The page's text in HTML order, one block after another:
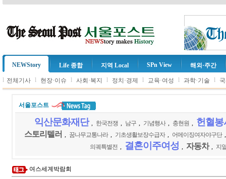
NEWStory Life 종합 지역 Local SPn View 해외·주간
l 전체기사 l 현장·이슈 l 사회·복지 l 정치·경제 l 교육·여성 l 과학·기술 l
서울포스트
익산문화재단 한국전쟁 남구 기념행사 충현원 헌혈봉
스토리텔러 꿈나무교통나라 기초생활보장수급자 어메이징여자야구단
의궤특별전
결혼이주여성 자동차 지
여스세계박람회